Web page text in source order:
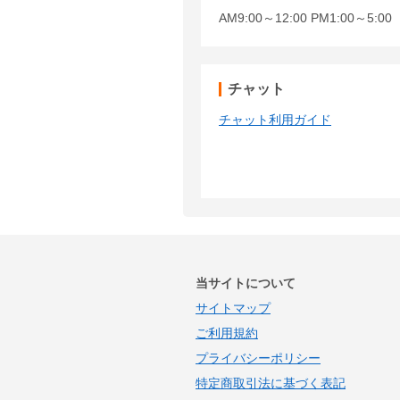
AM9:00～12:00 PM1:00～5:00
チャット
チャット利用ガイド
当サイトについて
サイトマップ
ご利用規約
プライバシーポリシー
特定商取引法に基づく表記